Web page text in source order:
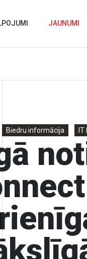
JAUNUMI
Biedru informācija IT